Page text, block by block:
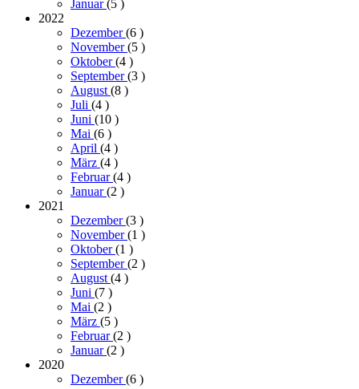
Januar(5 )
2022
Dezember(6 )
November(5 )
Oktober(4 )
September(3 )
August (8 )
Juli (4 )
Juni (10 )
Mai (6 )
April (4 )
März (4 )
Februar(4 )
Januar(2 )
2021
Dezember(3 )
November(1 )
Oktober(1 )
September(2 )
August (4 )
Juni (7 )
Mai (2 )
März (5 )
Februar(2 )
Januar(2 )
2020
Dezember(6 )